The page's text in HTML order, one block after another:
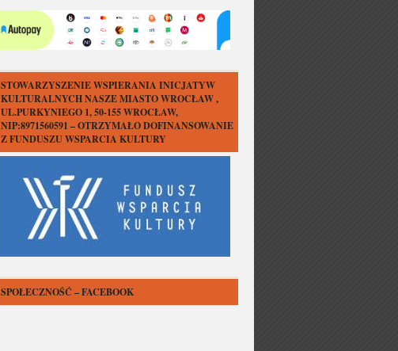
STOWARZYSZENIE WSPIERANIA INICJATYW
KULTURALNYCH NASZE MIASTO WROCŁAW ,
UL.PURKYNIEGO 1, 50-155 WROCŁAW,
NIP:8971560591 – OTRZYMAŁO DOFINANSOWANIE
Z FUNDUSZU WSPARCIA KULTURY
SPOŁECZNOŚĆ – FACEBOOK